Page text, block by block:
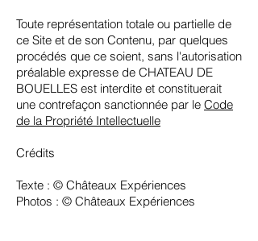
Toute représentation totale ou partielle de
ce Site et de son Contenu, par quelques
procédés que ce soient, sans l'autorisation
préalable expresse de CHATEAU DE
BOUELLES est interdite et constituerait
une contrefaçon sanctionnée par le Code
de la Propriété Intellectuelle
Crédits
Texte : © Châteaux Expériences
Photos : © Châteaux Expériences